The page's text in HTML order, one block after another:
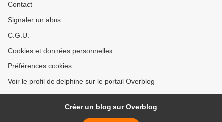
Contact
Signaler un abus
C.G.U.
Cookies et données personnelles
Préférences cookies
Voir le profil de delphine sur le portail Overblog
Créer un blog sur Overblog